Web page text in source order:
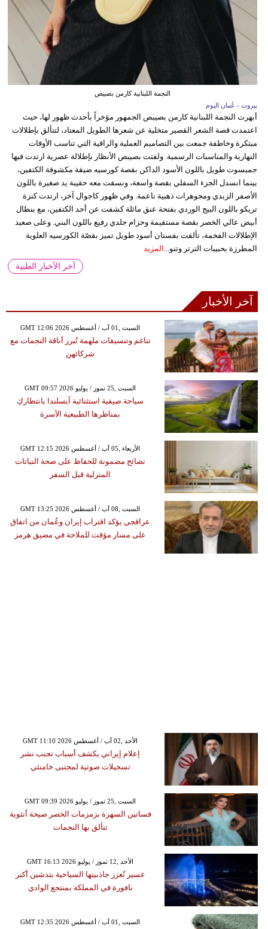
النجمة اللبنانية كارمن بصيبص
بيروت - عُمان اليوم
أبهرت النجمة اللبنانية كارمن بصيبص الجمهور مؤخراً بأحدث ظهور لها، حيث
اعتمدت قصة الشعر القصير متخلية عن شعرها الطويل المعتاد، لتتألق بإطلالات
مبتكرة وخاطفة جمعت بين التصاميم العملية والراقية التي تناسب الأوقات
النهارية والمناسبات الرسمية. ولفتت بصيبص الأنظار بإطلالة عصرية ارتدت فيها
جمبسوت طويل باللون الأسود الداكن بقصة كورسيه ضيقة مكشوفة الكتفين،
بينما انسدل الجزء السفلي بقصة واسعة، ونسقت معه حقيبة يد صغيرة باللون
الأصفر الزبدي ومجوهرات ذهبية ناعمة. وفي ظهور كاجوال آخر، ارتدت كنزة
تريكو باللون البيج الوردي بفتحة عنق مائلة كشفت عن أحد الكتفين، مع بنطال
أبيض عالي الخصر بقصة مستقيمة وحزام جلدي رفيع باللون البني. وعلى صعيد
الإطلالات الفخمة، تألقت بفستان أسود طويل تميز بقصّة الكورسيه العلوية
المطرزة بحبيبات الترتر وتنو...
المزيد
آخر الأخبار الطبية
آخر الأخبار
GMT 12:06 2026 السبت ,01 آب / أغسطس
تناغم وتنسيقات ملهمة تُبرز أناقة النجمات مع
شركائهن
GMT 09:57 2026 السبت ,25 تموز / يوليو
سياحة صيفية استثنائية آيسلندا بانتظاركِ
بمناظرها الطبيعية الآسرة
GMT 12:15 2026 الأربعاء ,05 آب / أغسطس
نصائح مضمونة للحفاظ على صحة النباتات
المنزلية قبل السفر
GMT 13:25 2026 السبت ,08 آب / أغسطس
عراقجي يؤكد اقتراب إيران وعُمان من اتفاق
على مسار مؤقت للملاحة في مضيق هرمز
GMT 11:10 2026 الأحد ,02 آب / أغسطس
إعلام إيراني يكشف أسباب تجنب نشر
تسجيلات صوتية لمجتبى خامنئي
GMT 09:39 2026 السبت ,25 تموز / يوليو
فساتين السهرة بزمزمات الخصر صيحة أنثوية
تتألق بها النجمات
GMT 16:13 2026 الأحد ,12 تموز / يوليو
عسير تُعزز جاذبيتها السياحية بتدشين أكبر
نافورة في المملكة بمنتجع الوادي
GMT 12:35 2026 السبت ,01 آب / أغسطس